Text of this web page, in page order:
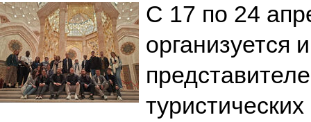
С 17 по 24
организуется